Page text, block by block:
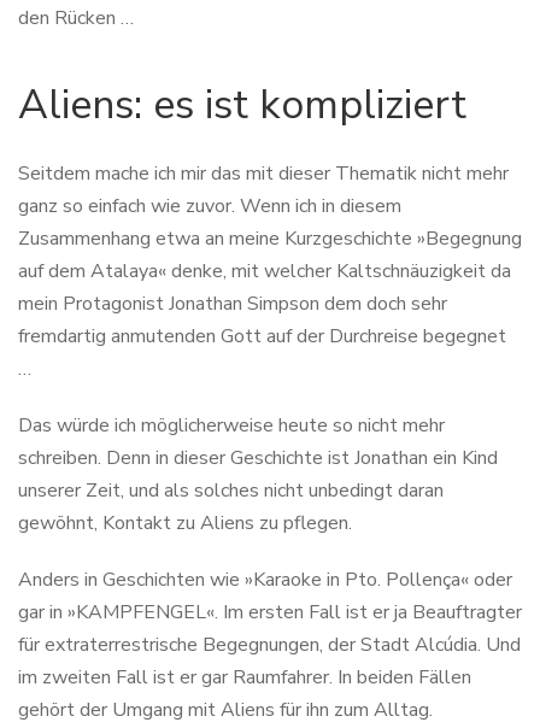
den Rücken …
Aliens: es ist kompliziert
Seitdem mache ich mir das mit dieser Thematik nicht mehr
ganz so einfach wie zuvor. Wenn ich in diesem
Zusammenhang etwa an meine Kurzgeschichte »Begegnung
auf dem Atalaya« denke, mit welcher Kaltschnäuzigkeit da
mein Protagonist Jonathan Simpson dem doch sehr
fremdartig anmutenden Gott auf der Durchreise begegnet
…
Das würde ich möglicherweise heute so nicht mehr
schreiben. Denn in dieser Geschichte ist Jonathan ein Kind
unserer Zeit, und als solches nicht unbedingt daran
gewöhnt, Kontakt zu Aliens zu pflegen.
Anders in Geschichten wie »Karaoke in Pto. Pollença« oder
gar in »KAMPFENGEL«. Im ersten Fall ist er ja Beauftragter
für extraterrestrische Begegnungen, der Stadt Alcúdia. Und
im zweiten Fall ist er gar Raumfahrer. In beiden Fällen
gehört der Umgang mit Aliens für ihn zum Alltag.